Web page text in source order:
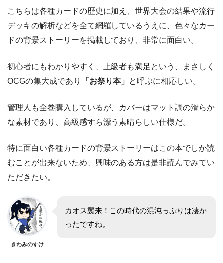
こちらは各種カードの歴史に加え、世界大会の結果や流行
デッキの解析などを全て網羅しているうえに、色々なカー
ドの背景ストーリーを掲載しており、非常に面白い。
初心者にもわかりやすく、上級者も満足という、まさしく
OCGの集大成であり
「お祭り本」 と呼ぶに相応しい。
管理人も全巻購入しているが、カバーはマット調の滑らか
な素材であり、高級感すら漂う素晴らしい仕様だ。
特に面白い各種カードの背景ストーリーはこの本でしか読
むことが出来ないため、興味のある方は是非読んでみてい
ただきたい。
きわみのすけ
カオス襲来！この時代の混沌っぷりは凄か
ったですね。